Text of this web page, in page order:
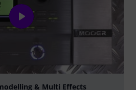
& Multi Effects